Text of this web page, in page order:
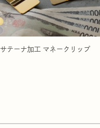
サテーナ加工 マネークリップ